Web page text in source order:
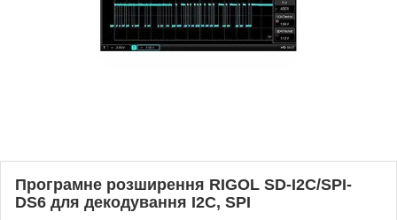
Програмне розширення RIGOL SD-I2C/SPI-
DS6 для декодування I2C, SPI